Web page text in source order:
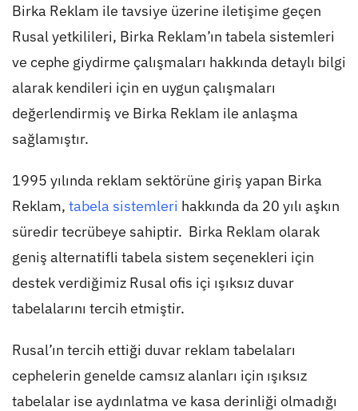
Birka Reklam ile tavsiye üzerine iletişime geçen
Rusal yetkilileri, Birka Reklam’ın tabela sistemleri
ve cephe giydirme çalışmaları hakkında detaylı bilgi
alarak kendileri için en uygun çalışmaları
değerlendirmiş ve Birka Reklam ile anlaşma
sağlamıştır.
1995 yılında reklam sektörüne giriş yapan Birka
Reklam, tabela sistemleri hakkında da 20 yılı aşkın
süredir tecrübeye sahiptir. Birka Reklam olarak
geniş alternatifli tabela sistem seçenekleri için
destek verdiğimiz Rusal ofis içi ışıksız duvar
tabelalarını tercih etmiştir.
Rusal’ın tercih ettiği duvar reklam tabelaları
cephelerin genelde camsız alanları için ışıksız
tabelalar ise aydınlatma ve kasa derinliği olmadığı